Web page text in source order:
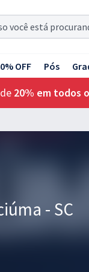
OFF Pós
20% em todos
- SC